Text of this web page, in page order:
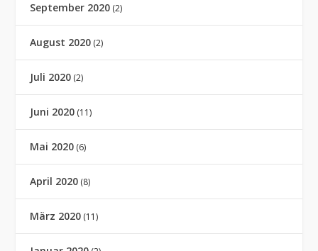
September 2020 (2)
August 2020 (2)
Juli 2020 (2)
Juni 2020 (11)
Mai 2020 (6)
April 2020 (8)
März 2020 (11)